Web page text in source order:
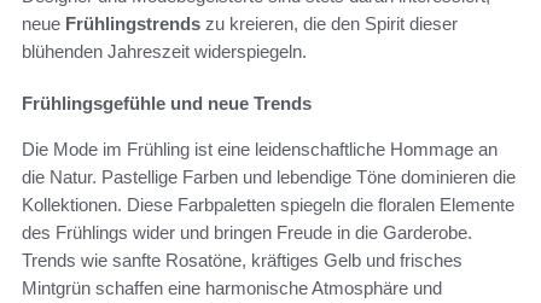
neue Frühlingstrends zu kreieren, die den Spirit dieser
blühenden Jahreszeit widerspiegeln.
Frühlingsgefühle und neue Trends
Die Mode im Frühling ist eine leidenschaftliche Hommage an
die Natur. Pastellige Farben und lebendige Töne dominieren die
Kollektionen. Diese Farbpaletten spiegeln die floralen Elemente
des Frühlings wider und bringen Freude in die Garderobe.
Trends wie sanfte Rosatöne, kräftiges Gelb und frisches
Mintgrün schaffen eine harmonische Atmosphäre und